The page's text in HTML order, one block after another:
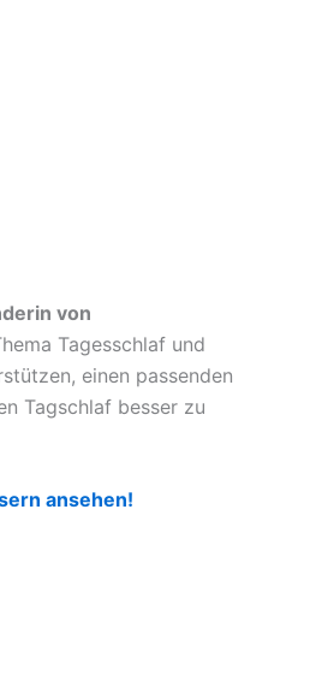
von
Tagesschlaf und
einen passenden
Tagschlaf besser zu
ansehen!